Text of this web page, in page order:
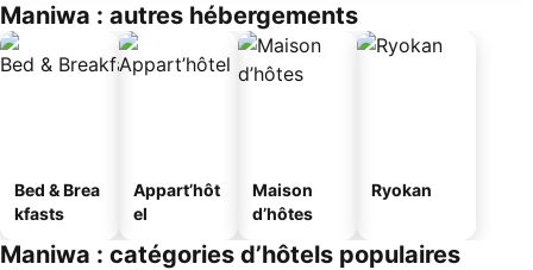
Maniwa : autres hébergements
Bed & Brea
kfasts
Appart’hôt
el
Maison
d’hôtes
Ryokan
Maniwa : catégories d’hôtels populaires